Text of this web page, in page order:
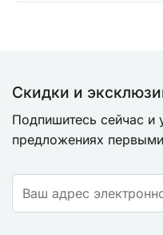
Скидки и
Подпишитесь сейчас и
предложениях первыми